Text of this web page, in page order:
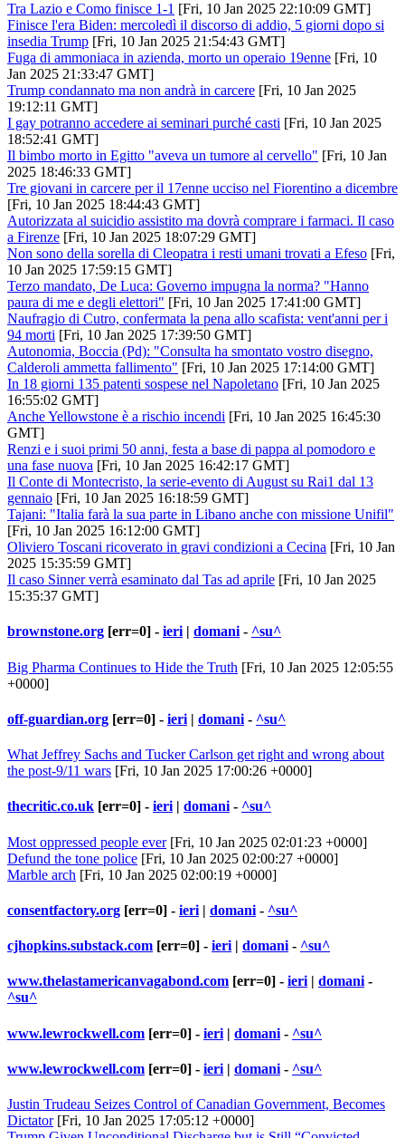
Tra Lazio e Como finisce 1-1 [Fri, 10 Jan 2025 22:10:09 GMT]
Finisce l'era Biden: mercoledì il discorso di addio, 5 giorni dopo si
insedia Trump [Fri, 10 Jan 2025 21:54:43 GMT]
Fuga di ammoniaca in azienda, morto un operaio 19enne [Fri, 10
Jan 2025 21:33:47 GMT]
Trump condannato ma non andrà in carcere [Fri, 10 Jan 2025
19:12:11 GMT]
I gay potranno accedere ai seminari purché casti [Fri, 10 Jan 2025
18:52:41 GMT]
Il bimbo morto in Egitto "aveva un tumore al cervello" [Fri, 10 Jan
2025 18:46:33 GMT]
Tre giovani in carcere per il 17enne ucciso nel Fiorentino a dicembre
[Fri, 10 Jan 2025 18:44:43 GMT]
Autorizzata al suicidio assistito ma dovrà comprare i farmaci. Il caso
a Firenze [Fri, 10 Jan 2025 18:07:29 GMT]
Non sono della sorella di Cleopatra i resti umani trovati a Efeso [Fri,
10 Jan 2025 17:59:15 GMT]
Terzo mandato, De Luca: Governo impugna la norma? "Hanno
paura di me e degli elettori" [Fri, 10 Jan 2025 17:41:00 GMT]
Naufragio di Cutro, confermata la pena allo scafista: vent'anni per i
94 morti [Fri, 10 Jan 2025 17:39:50 GMT]
Autonomia, Boccia (Pd): "Consulta ha smontato vostro disegno,
Calderoli ammetta fallimento" [Fri, 10 Jan 2025 17:14:00 GMT]
In 18 giorni 135 patenti sospese nel Napoletano [Fri, 10 Jan 2025
16:55:02 GMT]
Anche Yellowstone è a rischio incendi [Fri, 10 Jan 2025 16:45:30
GMT]
Renzi e i suoi primi 50 anni, festa a base di pappa al pomodoro e
una fase nuova [Fri, 10 Jan 2025 16:42:17 GMT]
Il Conte di Montecristo, la serie-evento di August su Rai1 dal 13
gennaio [Fri, 10 Jan 2025 16:18:59 GMT]
Tajani: "Italia farà la sua parte in Libano anche con missione Unifil"
[Fri, 10 Jan 2025 16:12:00 GMT]
Oliviero Toscani ricoverato in gravi condizioni a Cecina [Fri, 10 Jan
2025 15:35:59 GMT]
Il caso Sinner verrà esaminato dal Tas ad aprile [Fri, 10 Jan 2025
15:35:37 GMT]
brownstone.org [err=0] - ieri | domani - ^su^
Big Pharma Continues to Hide the Truth [Fri, 10 Jan 2025 12:05:55
+0000]
off-guardian.org [err=0] - ieri | domani - ^su^
What Jeffrey Sachs and Tucker Carlson get right and wrong about
the post-9/11 wars [Fri, 10 Jan 2025 17:00:26 +0000]
thecritic.co.uk [err=0] - ieri| domani- ^su^
Most oppressed people ever[Fri, 10 Jan 2025 02:01:23 +0000]
Defund the tone police [Fri, 10 Jan 2025 02:00:27 +0000]
Marble arch [Fri, 10 Jan 2025 02:00:19 +0000]
consentfactory.org [err=0] - ieri | domani - ^su^
cjhopkins.substack.com [err=0] - ieri | domani - ^su^
www.thelastamericanvagabond.com [err=0] - ieri| domani-
^su^
www.lewrockwell.com [err=0] - ieri | domani - ^su^
www.lewrockwell.com [err=0] - ieri | domani - ^su^
Justin Trudeau Seizes Control of Canadian Government, Becomes
Dictator[Fri, 10 Jan 2025 17:05:12 +0000]